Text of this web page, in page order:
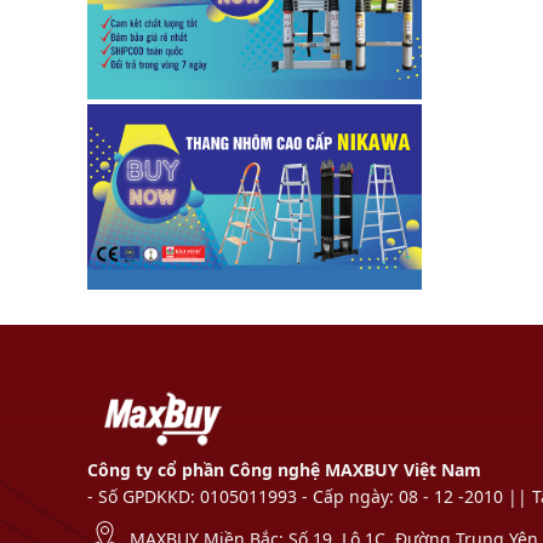
Công ty cổ phần Công nghệ MAXBUY Việt Nam
- Số GPDKKD: 0105011993 - Cấp ngày: 08 - 12 -2010